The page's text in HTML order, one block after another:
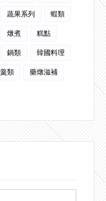
蔬果系列
蝦類
燉煮
糕點
鍋類
韓國料理
羹類
藥燉滋補